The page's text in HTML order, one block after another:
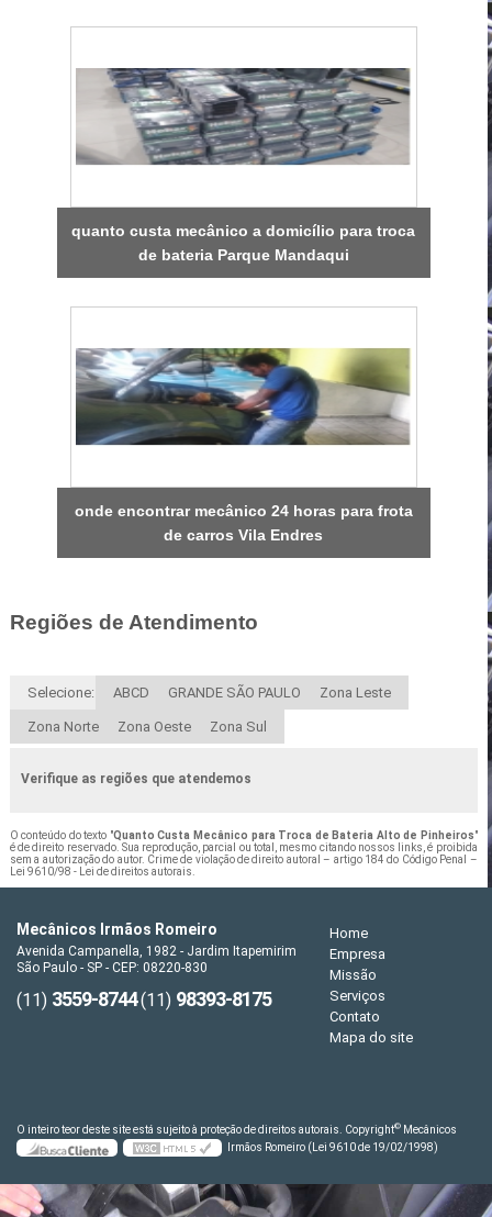
quanto custa mecânico a domicílio para troca
de bateria Parque Mandaqui
onde encontrar mecânico 24 horas para frota
de carros Vila Endres
Regiões de Atendimento
Selecione: ABCD GRANDE SÃO PAULO Zona Leste
Zona Norte Zona Oeste Zona Sul
Verifique as regiões que atendemos
O conteúdo do texto "Quanto Custa Mecânico para Troca de Bateria Alto de Pinheiros"
é de direito reservado. Sua reprodução, parcial ou total, mesmo citando nossos links, é proibida
sem a autorização do autor. Crime de violação de direito autoral – artigo 184 do Código Penal –
Lei 9610/98 - Lei de direitos autorais.
Mecânicos Irmãos Romeiro
Avenida Campanella, 1982 - Jardim Itapemirim
São Paulo - SP - CEP: 08220-830
(11) 3559-8744(11) 98393-8175
Home
Empresa
Missão
Serviços
Contato
Mapa do site
O inteiro teor deste site está sujeito à proteção de direitos autorais. Copyright© Mecânicos
Irmãos Romeiro (Lei 9610 de 19/02/1998)